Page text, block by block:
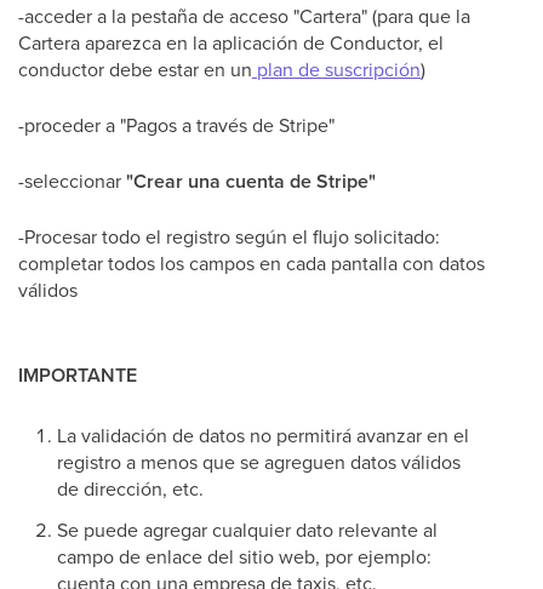
-acceder a la pestaña de acceso "Cartera" (para que la
Cartera aparezca en la aplicación de Conductor, el
conductor debe estar en un plan de suscripción)
-proceder a "Pagos a través de Stripe"
-seleccionar"Crear una cuenta de Stripe"
-Procesar todo el registro según el flujo solicitado:
completar todos los campos en cada pantalla con datos
válidos
IMPORTANTE
La validación de datos no permitirá avanzar en el
registro a menos que se agreguen datos válidos
de dirección, etc.
Se puede agregar cualquier dato relevante al
campo de enlace del sitio web, por ejemplo:
cuenta con una empresa de taxis, etc.